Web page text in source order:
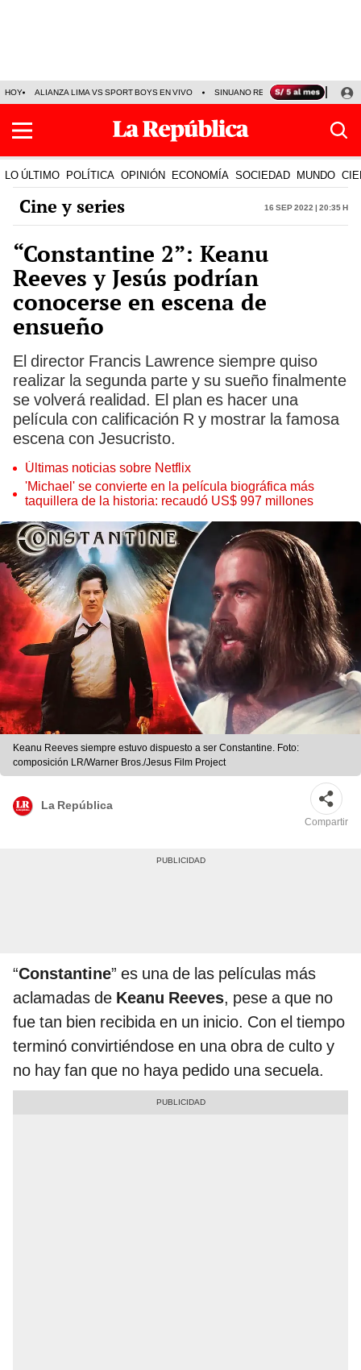
HOY ALIANZA LIMA VS SPORT BOYS EN VIVO SINUANO RESULTADOS HOY
LO ÚLTIMO POLÍTICA OPINIÓN ECONOMÍA SOCIEDAD MUNDO
Cine y series 16 Sep 2022 | 20:35 h
“Constantine 2”: Keanu
Reeves y Jesús podrían
conocerse en escena de
ensueño
El director Francis Lawrence siempre quiso
realizar la segunda parte y su sueño finalmente
se volverá realidad. El plan es hacer una
película con calificación R y mostrar la famosa
escena con Jesucristo.
Últimas noticias sobre Netflix
'Michael' se convierte en la película biográfica más
taquillera de la historia: recaudó US$ 997 millones
Keanu Reeves siempre estuvo dispuesto a ser Constantine. Foto:
composición LR/Warner Bros./Jesus Film Project
La República
Compartir
“Constantine” es una de las películas más
aclamadas de Keanu Reeves, pese a que no
fue tan bien recibida en un inicio. Con el tiempo
terminó convirtiéndose en una obra de culto y
no hay fan que no haya pedido una secuela.